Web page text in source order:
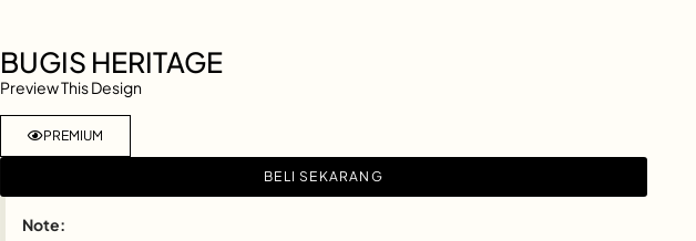
BUGIS HERITAGE
Preview This Design
PREMIUM
BELI SEKARANG
Note: